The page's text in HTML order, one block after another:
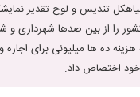
تندیس و لوح تقدیر
را از بین صدها شهرداری
ده ها میلیونی برای اجاره
خود اختصاص داد.